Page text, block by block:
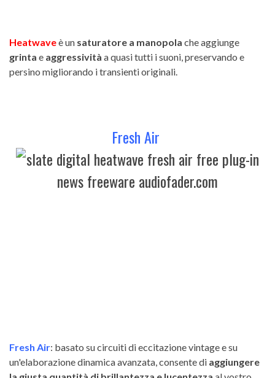
Heatwaveè un saturatore a manopola che aggiunge
grinta e aggressività a quasi tutti i suoni, preservando e
persino migliorando i transienti originali.
Fresh Air
Fresh Air: basato su circuiti di eccitazione vintage e su
un'elaborazione dinamica avanzata, consente di aggiungere